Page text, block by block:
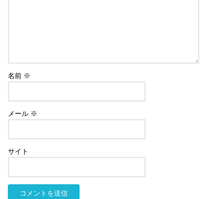
名前 ※
メール ※
サイト